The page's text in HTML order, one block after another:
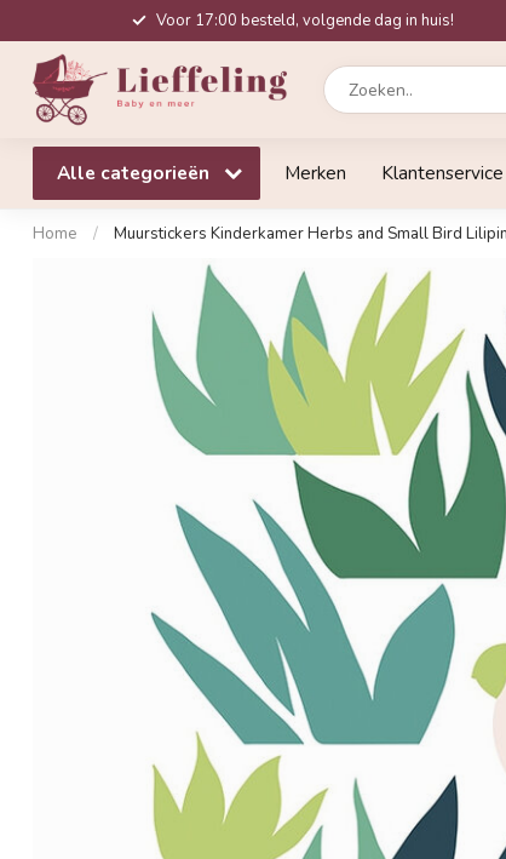
Voor 17:00 besteld, volgende dag in huis!
Alle categorieën Merken Klantenservice
Home / Muurstickers Kinderkamer Herbs and Small Bird